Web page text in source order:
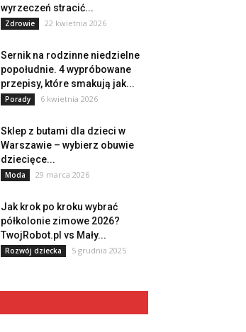
wyrzeczeń stracić...
Zdrowie 22 kwietnia 2026
Sernik na rodzinne niedzielne
popołudnie. 4 wypróbowane
przepisy, które smakują jak...
Porady 6 kwietnia 2026
Sklep z butami dla dzieci w
Warszawie – wybierz obuwie
dziecięce...
Moda 29 marca 2026
Jak krok po kroku wybrać
półkolonie zimowe 2026?
TwojRobot.pl vs Mały...
Rozwój dziecka 5 grudnia 2025